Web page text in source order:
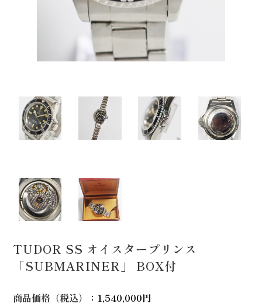
TUDOR SS オイスタープリンス
「SUBMARINER」 BOX付
商品価格（税込）
：1,540,000円